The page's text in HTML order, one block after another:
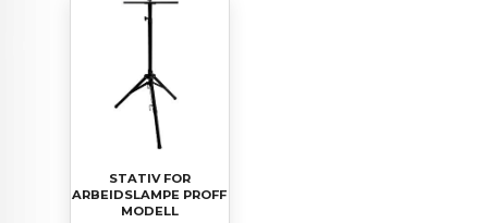
STATIV FOR
ARBEIDSLAMPE PROFF
MODELL